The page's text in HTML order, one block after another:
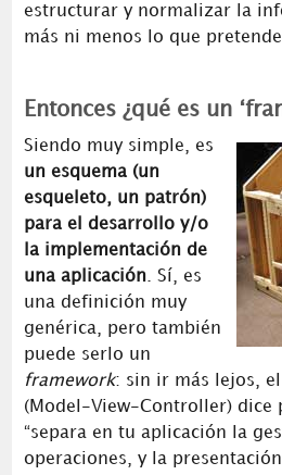
estructurar y normalizar la
más ni menos lo que
Entonces ¿qué es un
Siendo muy simple, es
un esquema (un
esqueleto, un patrón)
para el desarrollo y/o
la implementación de
una aplicación. Sí, es
una definición muy
genérica, pero también
puede serlo un
framework: sin ir más lejos,
(Model-View-Controller) dice
“separa en tu aplicación la
operaciones, y la